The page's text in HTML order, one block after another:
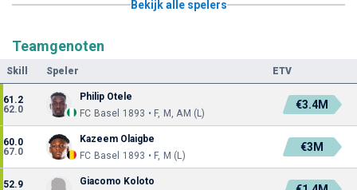
Bekijk alle spelers
Teamgenoten
Skill Speler ETV
61.2
62.0
Philip Otele
FC Basel 1893 • F, M, AM (L)
€3.4M
60.0
67.0
Kazeem Olaigbe
FC Basel 1893 • F, M (L)
€3M
52.9
Giacomo Koloto